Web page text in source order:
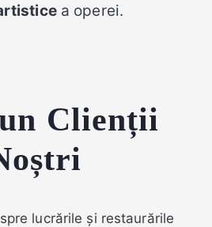
a operei.
Clienții
lucrările și restaurările